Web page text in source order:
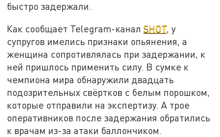
быстро задержали.
Как сообщает Telegram-каналSHOT, у
супругов имелись признаки опьянения, а
женщина сопротивлялась при задержании, к
ней пришлось применить силу. В сумке к
чемпиона мира обнаружили двадцать
подозрительных свёртков с белым порошком,
которые отправили на экспертизу. А трое
оперативников после задержания обратились
к врачам из-за атаки баллончиком.